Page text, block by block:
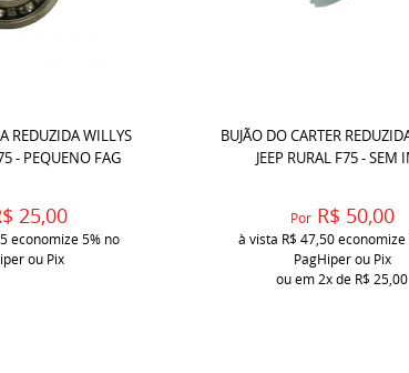
REDUZIDA WILLYS
- PEQUENO FAG
25,00
economize5% no
ou Pix
BUJÃO DO CARTER
JEEP RURAL F75 - SEM
Por R$ 50,00
à vista R$ 47,50economize
PagHiper ou Pix
ou em 2xde R$ 25,00